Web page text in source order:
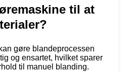
til at
gøre blandeprocessen
og ensartet, hvilket sparer
til manuel blanding.